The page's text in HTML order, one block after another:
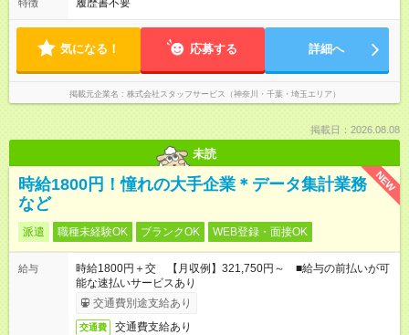
特徴 履歴書不要
気になる！ 応募する 詳細へ
掲載元企業名 株式会社スタッフサービス（神奈川・千葉・埼玉エリア）
掲載日：2026.08.08
未読
NEW
時給1800円！憧れの大手企業＊データ集計業務
など
派遣 職種未経験OK ブランクOK WEB登録・面接OK
給与
時給1800円＋交 【月収例】321,750円～ ■給与の前払いが可
能な速払いサービスあり
交通費別途支給あり
交通費 交通費支給あり